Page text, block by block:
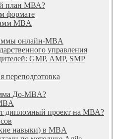
план МВА?
формате
MBA
онлайн-MBA
управления
GMP, AMP, SMP
переподготовка
До-MBA?
дипломный проект на МВА?
навыки) в MBA